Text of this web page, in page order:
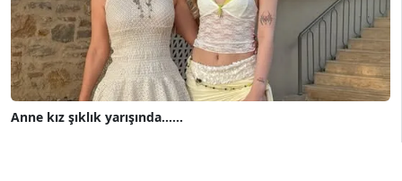
Anne kız şıklık yarışında......